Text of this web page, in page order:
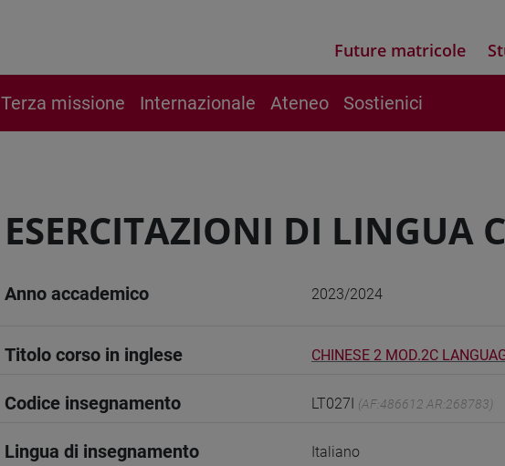
Future matricole
Terza missione Internazionale Ateneo Sostienici
ESERCITAZIONI DI LINGUA
Anno accademico 2023/2024
Titolo corso in inglese CHINESE 2 MOD.2C
Codice insegnamento LT027I (AF:486612 AR:268783)
Lingua di insegnamento Italiano